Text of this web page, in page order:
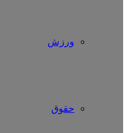
ورزش
حقوق